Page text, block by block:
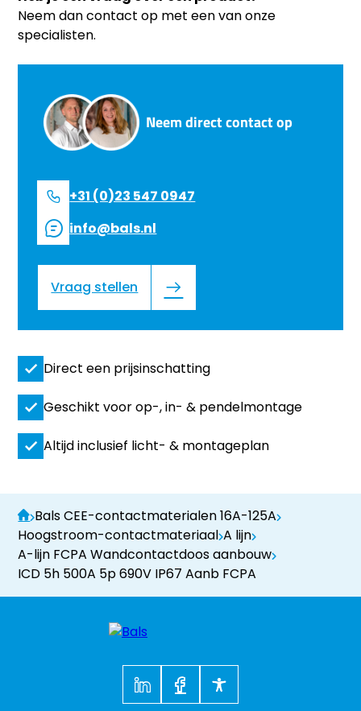
Neem dan contact op met een van onze
specialisten.
Neem direct contact op
+31 (0)23 547 0947
info@bals.nl
Vraag stellen
Direct een prijsinschatting
Geschikt voor op-, in- & pendelmontage
Altijd inclusief licht- & montageplan
Bals CEE-contactmaterialen 16A-125A
Hoogstroom-contactmateriaal A lijn
A-lijn FCPA Wandcontactdoos aanbouw
ICD 5h 500A 5p 690V IP67 Aanb FCPA